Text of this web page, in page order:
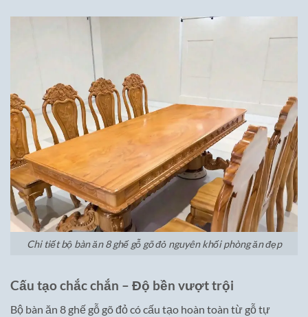
Chi tiết bộ bàn ăn 8 ghế gỗ gõ đỏ nguyên khối phòng ăn đẹp
Cấu tạo chắc chắn – Độ bền vượt trội
Bộ bàn ăn 8 ghế gỗ gõ đỏ có cấu tạo hoàn toàn từ gỗ tự